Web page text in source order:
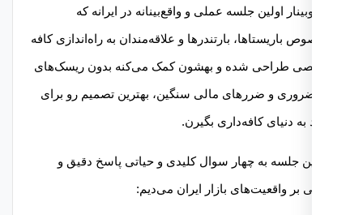
اولین جلسه عملی و واقع‌بینانه در ایرانه که
باریستاها، بارتندرها و علاقه‌مندان به راه‌اندازی کافه
طراحی شده و بهشون کمک می‌کنه بدون ریسک‌های
و ضررهای مالی سنگین، بهترین تصمیم رو برای
به دنیای کافه‌داری بگیرن.
جلسه به چهار سوال کلیدی و حیاتی پاسخ دقیق و
بر واقعیت‌های بازار ایران می‌دیم: